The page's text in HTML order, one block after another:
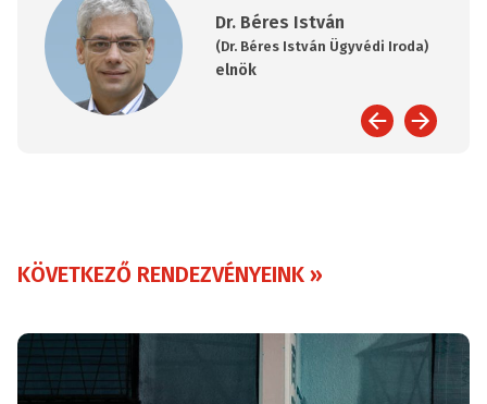
Dr. Béres István
(Dr. Béres István Ügyvédi Iroda)
elnök
KÖVETKEZŐ RENDEZVÉNYEINK »